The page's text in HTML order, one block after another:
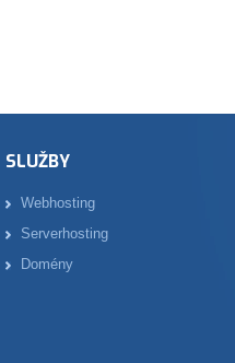
SLUŽBY
Webhosting
Serverhosting
Domény